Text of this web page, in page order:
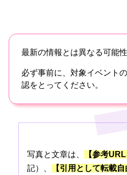
最新の情報とは異なる可能
必ず事前に、対象イベント
認をとってください。
写真と文章は、 【参考
記）、
【引用として転載自